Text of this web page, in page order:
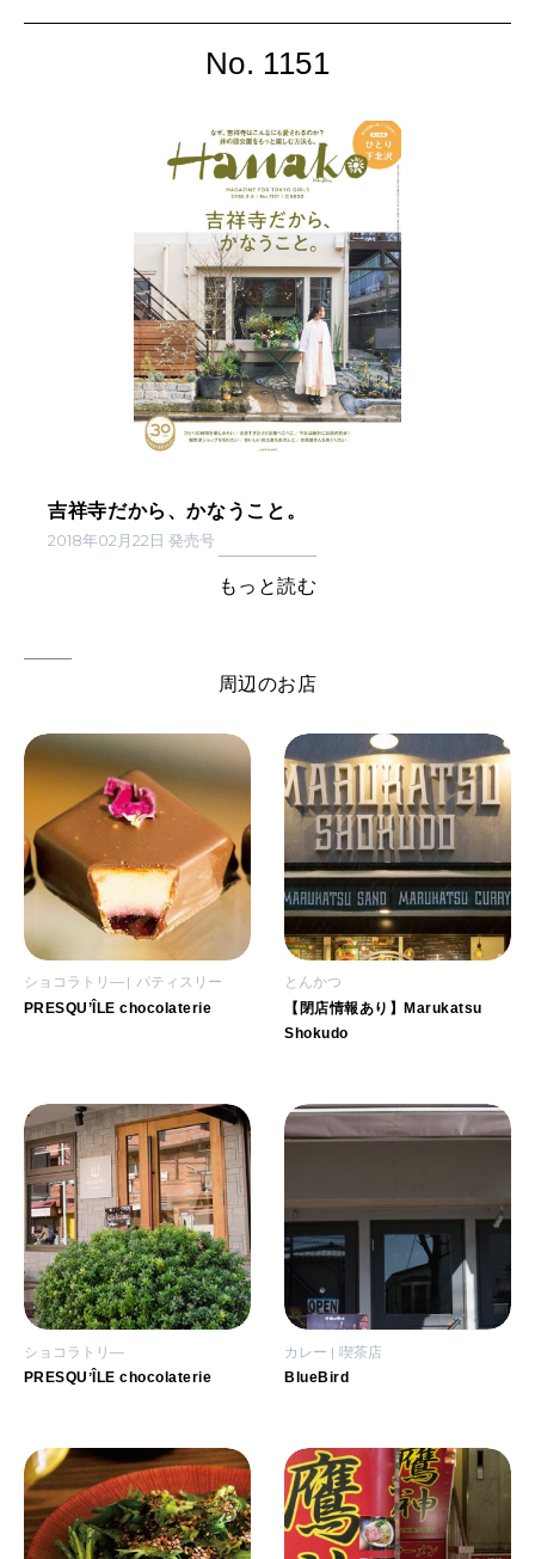
No. 1151
吉祥寺だから、かなうこと。
2018年02月22日 発売号
もっと読む
周辺のお店
ショコラトリ― パティスリー
PRESQU’ÎLE chocolaterie
とんかつ
【閉店情報あり】Marukatsu
Shokudo
ショコラトリ―
PRESQUʼÎLE chocolaterie
カレー 喫茶店
BlueBird